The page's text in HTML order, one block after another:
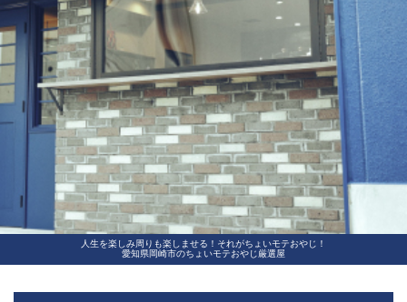
人生を楽しみ周りも楽しませる！それがちょいモテおやじ！
愛知県岡崎市のちょいモテおやじ厳選屋